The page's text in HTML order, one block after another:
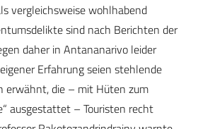
vergleichsweise wohlhabend
sind nach Berichten der
daher in Antananarivo leider
Erfahrung seien stehlende
erwähnt, die – mit Hüten zum
ausgestattet – Touristen recht